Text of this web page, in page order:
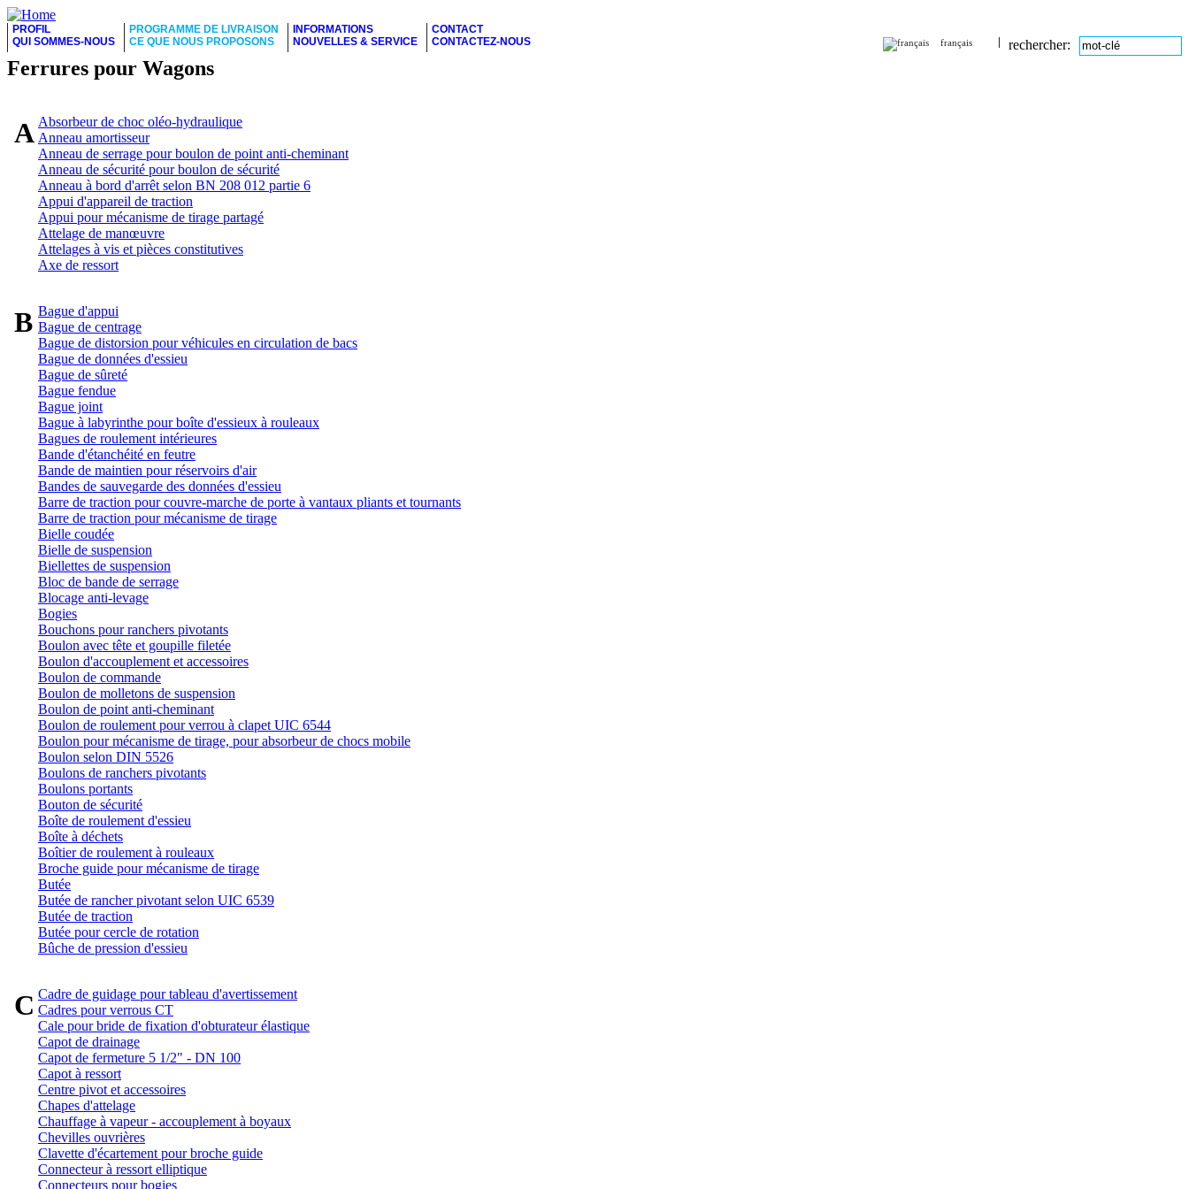
français rechercher:
PROFIL
QUI SOMMES-NOUS
PROGRAMME DE LIVRAISON
CE QUE NOUS PROPOSONS
INFORMATIONS
NOUVELLES & SERVICE
CONTACT
CONTACTEZ-NOUS
Ferrures pour Wagons
AAbsorbeur de choc oléo-hydraulique
Anneau amortisseur
Anneau de serrage pour boulon de point anti-cheminant
Anneau de sécurité pour boulon de sécurité
Anneau à bord d'arrêt selon BN 208 012 partie 6
Appui d'appareil de traction
Appui pour mécanisme de tirage partagé
Attelage de manœuvre
Attelages à vis et pièces constitutives
Axe de ressort
BBague d'appui
Bague de centrage
Bague de distorsion pour véhicules en circulation de bacs
Bague de données d'essieu
Bague de sûreté
Bague fendue
Bague joint
Bague à labyrinthe pour boîte d'essieux à rouleaux
Bagues de roulement intérieures
Bande d'étanchéité en feutre
Bande de maintien pour réservoirs d'air
Bandes de sauvegarde des données d'essieu
Barre de traction pour couvre-marche de porte à vantaux pliants et tournants
Barre de traction pour mécanisme de tirage
Bielle coudée
Bielle de suspension
Biellettes de suspension
Bloc de bande de serrage
Blocage anti-levage
Bogies
Bouchons pour ranchers pivotants
Boulon avec tête et goupille filetée
Boulon d'accouplement et accessoires
Boulon de commande
Boulon de molletons de suspension
Boulon de point anti-cheminant
Boulon de roulement pour verrou à clapet UIC 6544
Boulon pour mécanisme de tirage, pour absorbeur de chocs mobile
Boulon selon DIN 5526
Boulons de ranchers pivotants
Boulons portants
Bouton de sécurité
Boîte de roulement d'essieu
Boîte à déchets
Boîtier de roulement à rouleaux
Broche guide pour mécanisme de tirage
Butée
Butée de rancher pivotant selon UIC 6539
Butée de traction
Butée pour cercle de rotation
Bûche de pression d'essieu
CCadre de guidage pour tableau d'avertissement
Cadres pour verrous CT
Cale pour bride de fixation d'obturateur élastique
Capot de drainage
Capot de fermeture 5 1/2" - DN 100
Capot à ressort
Centre pivot et accessoires
Chapes d'attelage
Chauffage à vapeur - accouplement à boyaux
Chevilles ouvrières
Clavette d'écartement pour broche guide
Connecteur à ressort elliptique
Connecteurs pour bogies